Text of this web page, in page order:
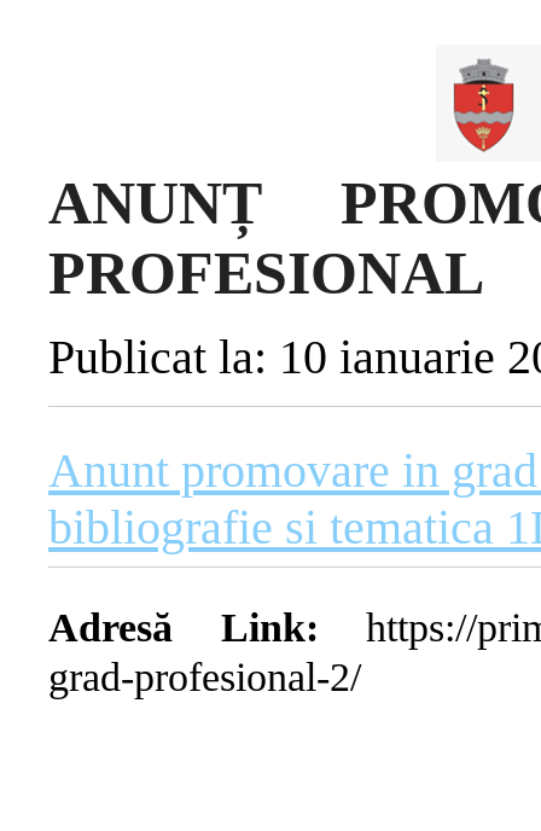
ANUNȚ
PROFESIONAL
Publicat la: 10 ianuarie
Anunt promovare in
bibliografie si tematica 1
Adresă Link: https://
grad-profesional-2/